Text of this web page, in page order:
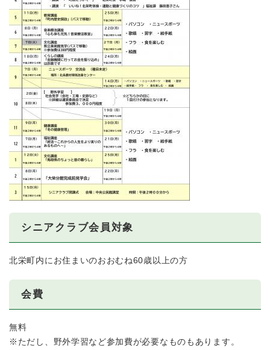
シニアクラブ会員対象
北栄町内にお住まいのおおむね60歳以上の方
会費
無料
※ただし、野外学習など参加費が必要なものもあります。